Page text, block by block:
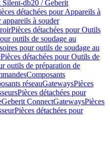
Silent-db20 / Geberit
détachées pour Appareils à
à souder
Pièces détachées pour Outils
outils de soudage au
pour outils de soudage au
Pièces détachées pour Outils de
outils de préparation de
Composants
réseauGatewaysPièces
Pièces détachées pour
Geberit ConnectGatewaysPièces
Pièces détachées pour